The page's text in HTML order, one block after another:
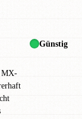
MX-
Günstig